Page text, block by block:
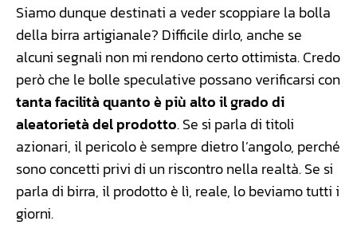
Siamo dunque destinati a veder scoppiare la bolla
della birra artigianale? Difficile dirlo, anche se
alcuni segnali non mi rendono certo ottimista. Credo
però che le bolle speculative possano verificarsi con
tanta facilità quanto è più alto il grado di
aleatorietà del prodotto. Se si parla di titoli
azionari, il pericolo è sempre dietro l’angolo, perché
sono concetti privi di un riscontro nella realtà. Se si
parla di birra, il prodotto è lì, reale, lo beviamo tutti i
giorni.